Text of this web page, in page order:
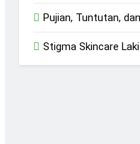
Pujian, Tuntutan,
Stigma Skincare